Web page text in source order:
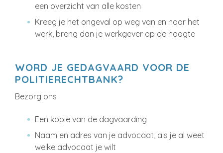
een overzicht van alle kosten
Kreeg je het ongeval op weg van en naar het
werk, breng dan je werkgever op de hoogte
WORD JE GEDAGVAARD VOOR DE
POLITIERECHTBANK?
Bezorg ons
Een kopie van de dagvaarding
Naam en adres van je advocaat, als je al weet
welke advocaat je wilt